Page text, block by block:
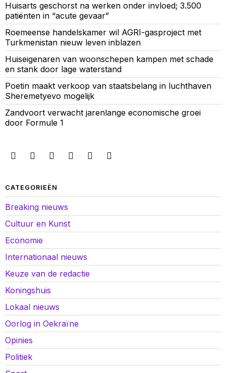
Huisarts geschorst na werken onder invloed; 3.500
patiënten in “acute gevaar”
Roemeense handelskamer wil AGRI-gasproject met
Turkmenistan nieuw leven inblazen
Huiseigenaren van woonschepen kampen met schade
en stank door lage waterstand
Poetin maakt verkoop van staatsbelang in luchthaven
Sheremetyevo mogelijk
Zandvoort verwacht jarenlange economische groei
door Formule 1
CATEGORIEËN
Breaking nieuws
Cultuur en Kunst
Economie
Internationaal nieuws
Keuze van de redactie
Koningshuis
Lokaal nieuws
Oorlog in Oekraïne
Opinies
Politiek